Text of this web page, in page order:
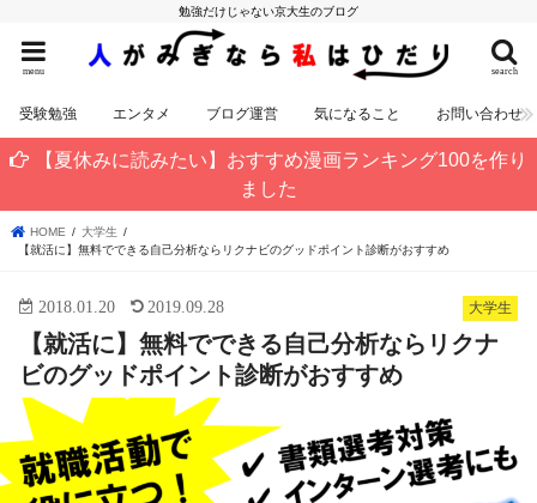
勉強だけじゃない京大生のブログ
search
menu
受験勉強 エンタメ ブログ運営 気になること お問い合わせ
【夏休みに読みたい】おすすめ漫画ランキング100を作り
ました
HOME
大学生
【就活に】無料でできる自己分析ならリクナビのグッドポイント診断がおすすめ
大学生
2018.01.20 2019.09.28
【就活に】無料でできる自己分析ならリクナ
ビのグッドポイント診断がおすすめ